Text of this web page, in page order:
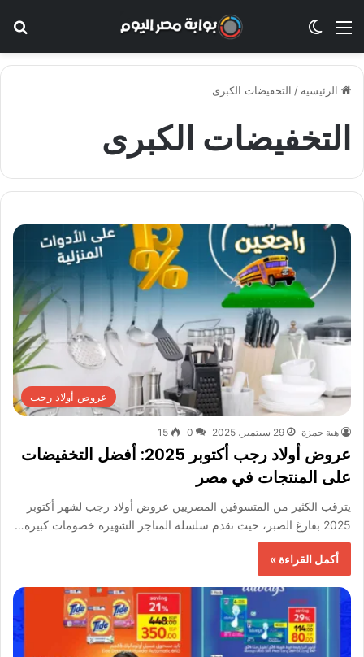
القائمة الوضع المظلم
الرئيسية / التخفيضات الكبرى
التخفيضات الكبرى
عروض أولاد رجب
هبة حمزة 29 سبتمبر، 2025 0
15
عروض أولاد رجب أكتوبر 2025: أفضل التخفيضات
على المنتجات في مصر
يترقب الكثير من المتسوقين المصريين عروض أولاد رجب لشهر أكتوبر
2025 بفارغ الصبر، حيث تقدم سلسلة المتاجر الشهيرة خصومات كبيرة…
أكمل القراءة »